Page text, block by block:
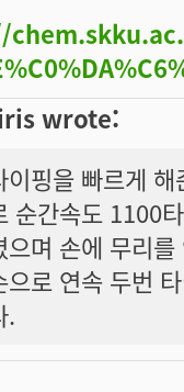
wrote:
이핑을 빠르게
순간속도 1100
으며 손에 무리
으로 연속 두번
.